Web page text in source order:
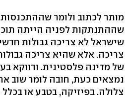
מותר לכתוב ולומר
שההתנתקות לפניה הייתה
שישראל לא צריכה גבולות
צריכה. אלא שהיא צריכה
של מדינה פלסטינית. ודווקא
נמצאים כעת, חובה לומר שוב
צלולה. בפיזיקה, בטבע או